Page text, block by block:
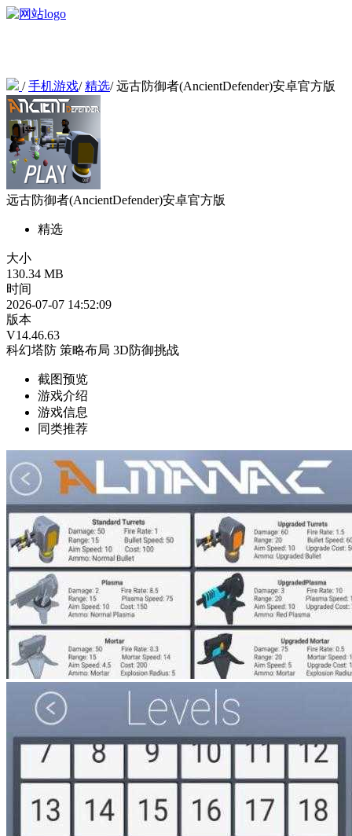
/手机游戏/精选/远古防御者(AncientDefender)安卓官方版
远古防御者(AncientDefender)安卓官方版
精选
大小
130.34 MB
时间
2026-07-07 14:52:09
版本
V14.46.63
科幻塔防 策略布局 3D防御挑战
截图预览
游戏介绍
游戏信息
同类推荐